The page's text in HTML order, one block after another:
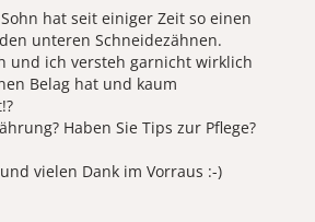
hat seit einiger Zeit so einen
unteren Schneidezähnen.
und ich versteh garnicht wirklich
Belag hat und kaum
Haben Sie Tips zur Pflege?
vielen Dank im Vorraus :-)